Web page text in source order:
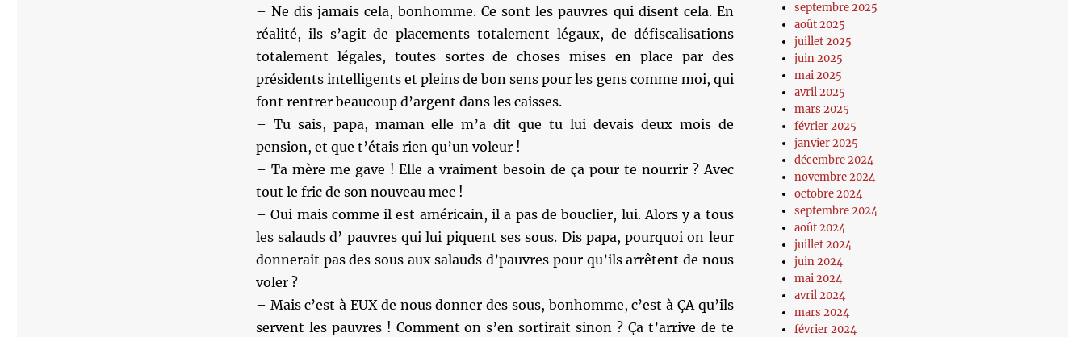
– Ne dis jamais cela, bonhomme. Ce sont les pauvres qui disent cela. En
réalité, ils s’agit de placements totalement légaux, de défiscalisations
totalement légales, toutes sortes de choses mises en place par des
présidents intelligents et pleins de bon sens pour les gens comme moi, qui
font rentrer beaucoup d’argent dans les caisses.
– Tu sais, papa, maman elle m’a dit que tu lui devais deux mois de
pension, et que t’étais rien qu’un voleur !
– Ta mère me gave ! Elle a vraiment besoin de ça pour te nourrir ? Avec
tout le fric de son nouveau mec !
– Oui mais comme il est américain, il a pas de bouclier, lui. Alors y a tous
les salauds d’ pauvres qui lui piquent ses sous. Dis papa, pourquoi on leur
donnerait pas des sous aux salauds d’pauvres pour qu’ils arrêtent de nous
voler ?
– Mais c’est à EUX de nous donner des sous, bonhomme, c’est à ÇA qu’ils
servent les pauvres ! Comment on s’en sortirait sinon ? Ça t’arrive de te
septembre 2025
août 2025
juillet 2025
juin 2025
mai 2025
avril 2025
mars 2025
février 2025
janvier 2025
décembre 2024
novembre 2024
octobre 2024
septembre 2024
août 2024
juillet 2024
juin 2024
mai 2024
avril 2024
mars 2024
février 2024